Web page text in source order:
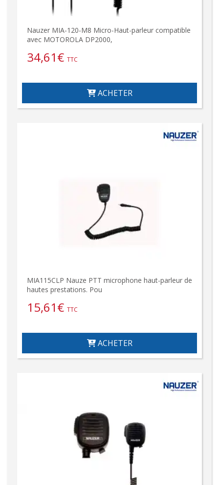
Nauzer MIA-120-M8 Micro-Haut-parleur compatible
avec MOTOROLA DP2000,
34,61€ TTC
ACHETER
MIA115CLP Nauze PTT microphone haut-parleur de
hautes prestations. Pou
15,61€ TTC
ACHETER